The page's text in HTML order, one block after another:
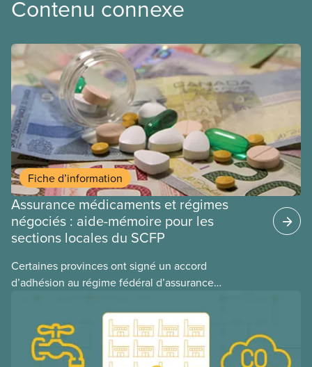
Contenu connexe
Fiche d’information
Assurance médicaments et régimes
négociés : aide-mémoire pour les
sections locales du SCFP
Certaines provinces ont signé un accord
d’adhésion au régime fédéral d’assurance
ces provinces s’interrogent sur l’incidence que ce
régime pourrait avoir sur leurs avantages
sociaux actuels.